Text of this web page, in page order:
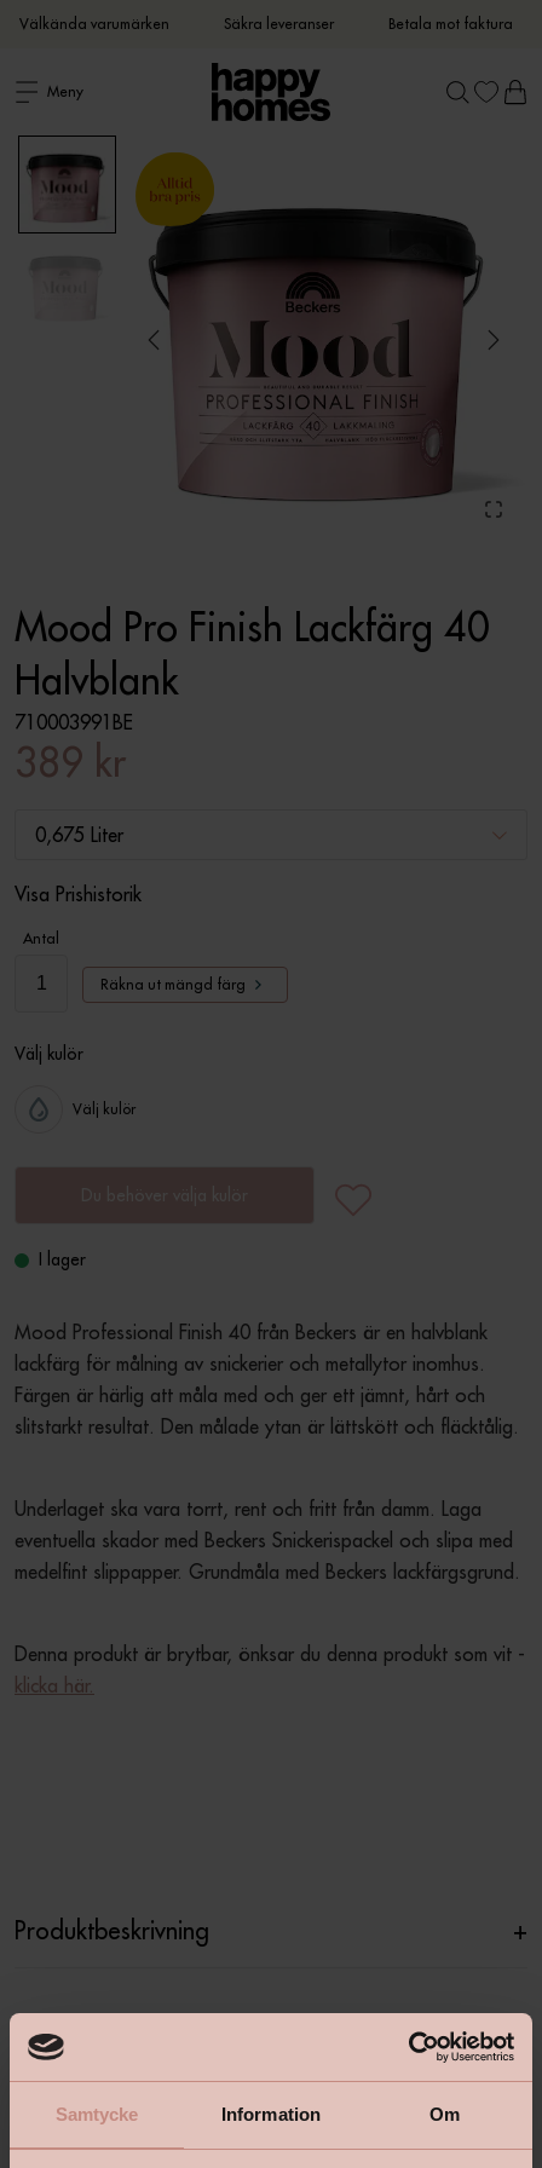
Samtycke Information Om
Välkända varumärken Säkra leveranser Betala mot faktura
Meny
Mood Pro Finish Lackfärg 40
Halvblank
710003991BE
389 kr
0,675 Liter
Visa Prishistorik
Antal
Räkna ut mängd färg
Välj kulör
Välj kulör
I lager
Mood Professional Finish 40 från Beckers är en halvblank
lackfärg för målning av snickerier och metallytor inomhus.
Färgen är härlig att måla med och ger ett jämnt, hårt och
slitstarkt resultat. Den målade ytan är lättskött och fläcktålig.
Underlaget ska vara torrt, rent och fritt från damm. Laga
eventuella skador med Beckers Snickerispackel och slipa med
medelfint slippapper. Grundmåla med Beckers lackfärgsgrund.
klicka här.
Produktbeskrivning +
Specifikationer +
Relaterade produkter